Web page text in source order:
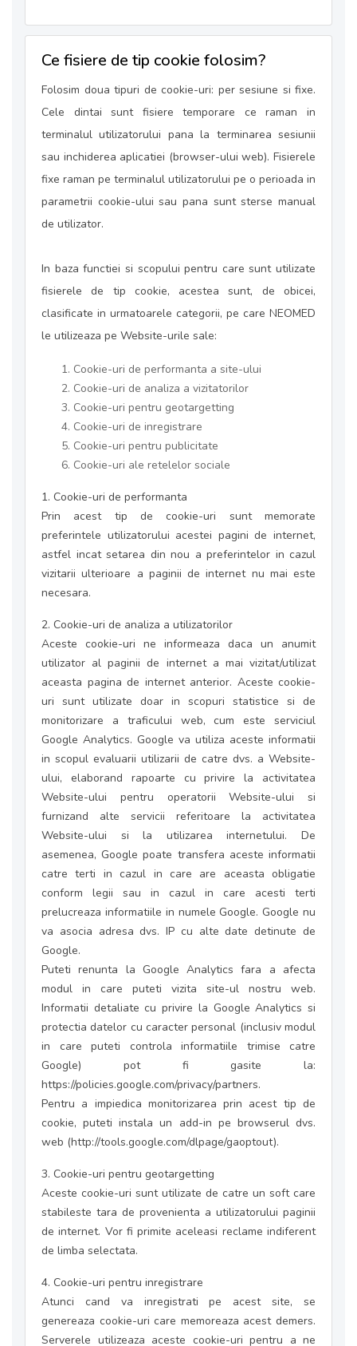
Ce fisiere de tip cookie folosim?
Folosim doua tipuri de cookie-uri: per sesiune si fixe.
Cele dintai sunt fisiere temporare ce raman in
terminalul utilizatorului pana la terminarea sesiunii
sau inchiderea aplicatiei (browser-ului web). Fisierele
fixe raman pe terminalul utilizatorului pe o perioada in
parametrii cookie-ului sau pana sunt sterse manual
de utilizator.
In baza functiei si scopului pentru care sunt utilizate
fisierele de tip cookie, acestea sunt, de obicei,
clasificate in urmatoarele categorii, pe care NEOMED
le utilizeaza pe Website-urile sale:
Cookie-uri de performanta a site-ului
Cookie-uri de analiza a vizitatorilor
Cookie-uri pentru geotargetting
Cookie-uri de inregistrare
Cookie-uri pentru publicitate
Cookie-uri ale retelelor sociale
1. Cookie-uri de performanta
Prin acest tip de cookie-uri sunt memorate
preferintele utilizatorului acestei pagini de internet,
astfel incat setarea din nou a preferintelor in cazul
vizitarii ulterioare a paginii de internet nu mai este
necesara.
2. Cookie-uri de analiza a utilizatorilor
Aceste cookie-uri ne informeaza daca un anumit
utilizator al paginii de internet a mai vizitat/utilizat
aceasta pagina de internet anterior. Aceste cookie-
uri sunt utilizate doar in scopuri statistice si de
monitorizare a traficului web, cum este serviciul
Google Analytics. Google va utiliza aceste informatii
in scopul evaluarii utilizarii de catre dvs. a Website-
ului, elaborand rapoarte cu privire la activitatea
Website-ului pentru operatorii Website-ului si
furnizand alte servicii referitoare la activitatea
Website-ului si la utilizarea internetului. De
asemenea, Google poate transfera aceste informatii
catre terti in cazul in care are aceasta obligatie
conform legii sau in cazul in care acesti terti
prelucreaza informatiile in numele Google. Google nu
va asocia adresa dvs. IP cu alte date detinute de
Google.
Puteti renunta la Google Analytics fara a afecta
modul in care puteti vizita site-ul nostru web.
Informatii detaliate cu privire la Google Analytics si
protectia datelor cu caracter personal (inclusiv modul
in care puteti controla informatiile trimise catre
Google) pot fi gasite la:
https://policies.google.com/privacy/partners.
Pentru a impiedica monitorizarea prin acest tip de
cookie, puteti instala un add-in pe browserul dvs.
web (http://tools.google.com/dlpage/gaoptout).
3. Cookie-uri pentru geotargetting
Aceste cookie-uri sunt utilizate de catre un soft care
stabileste tara de provenienta a utilizatorului paginii
de internet. Vor fi primite aceleasi reclame indiferent
de limba selectata.
4. Cookie-uri pentru inregistrare
Atunci cand va inregistrati pe acest site, se
genereaza cookie-uri care memoreaza acest demers.
Serverele utilizeaza aceste cookie-uri pentru a ne